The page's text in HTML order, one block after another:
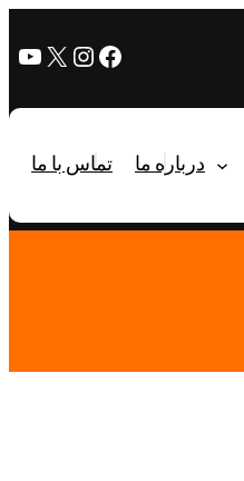
درباره ما تماس با ما